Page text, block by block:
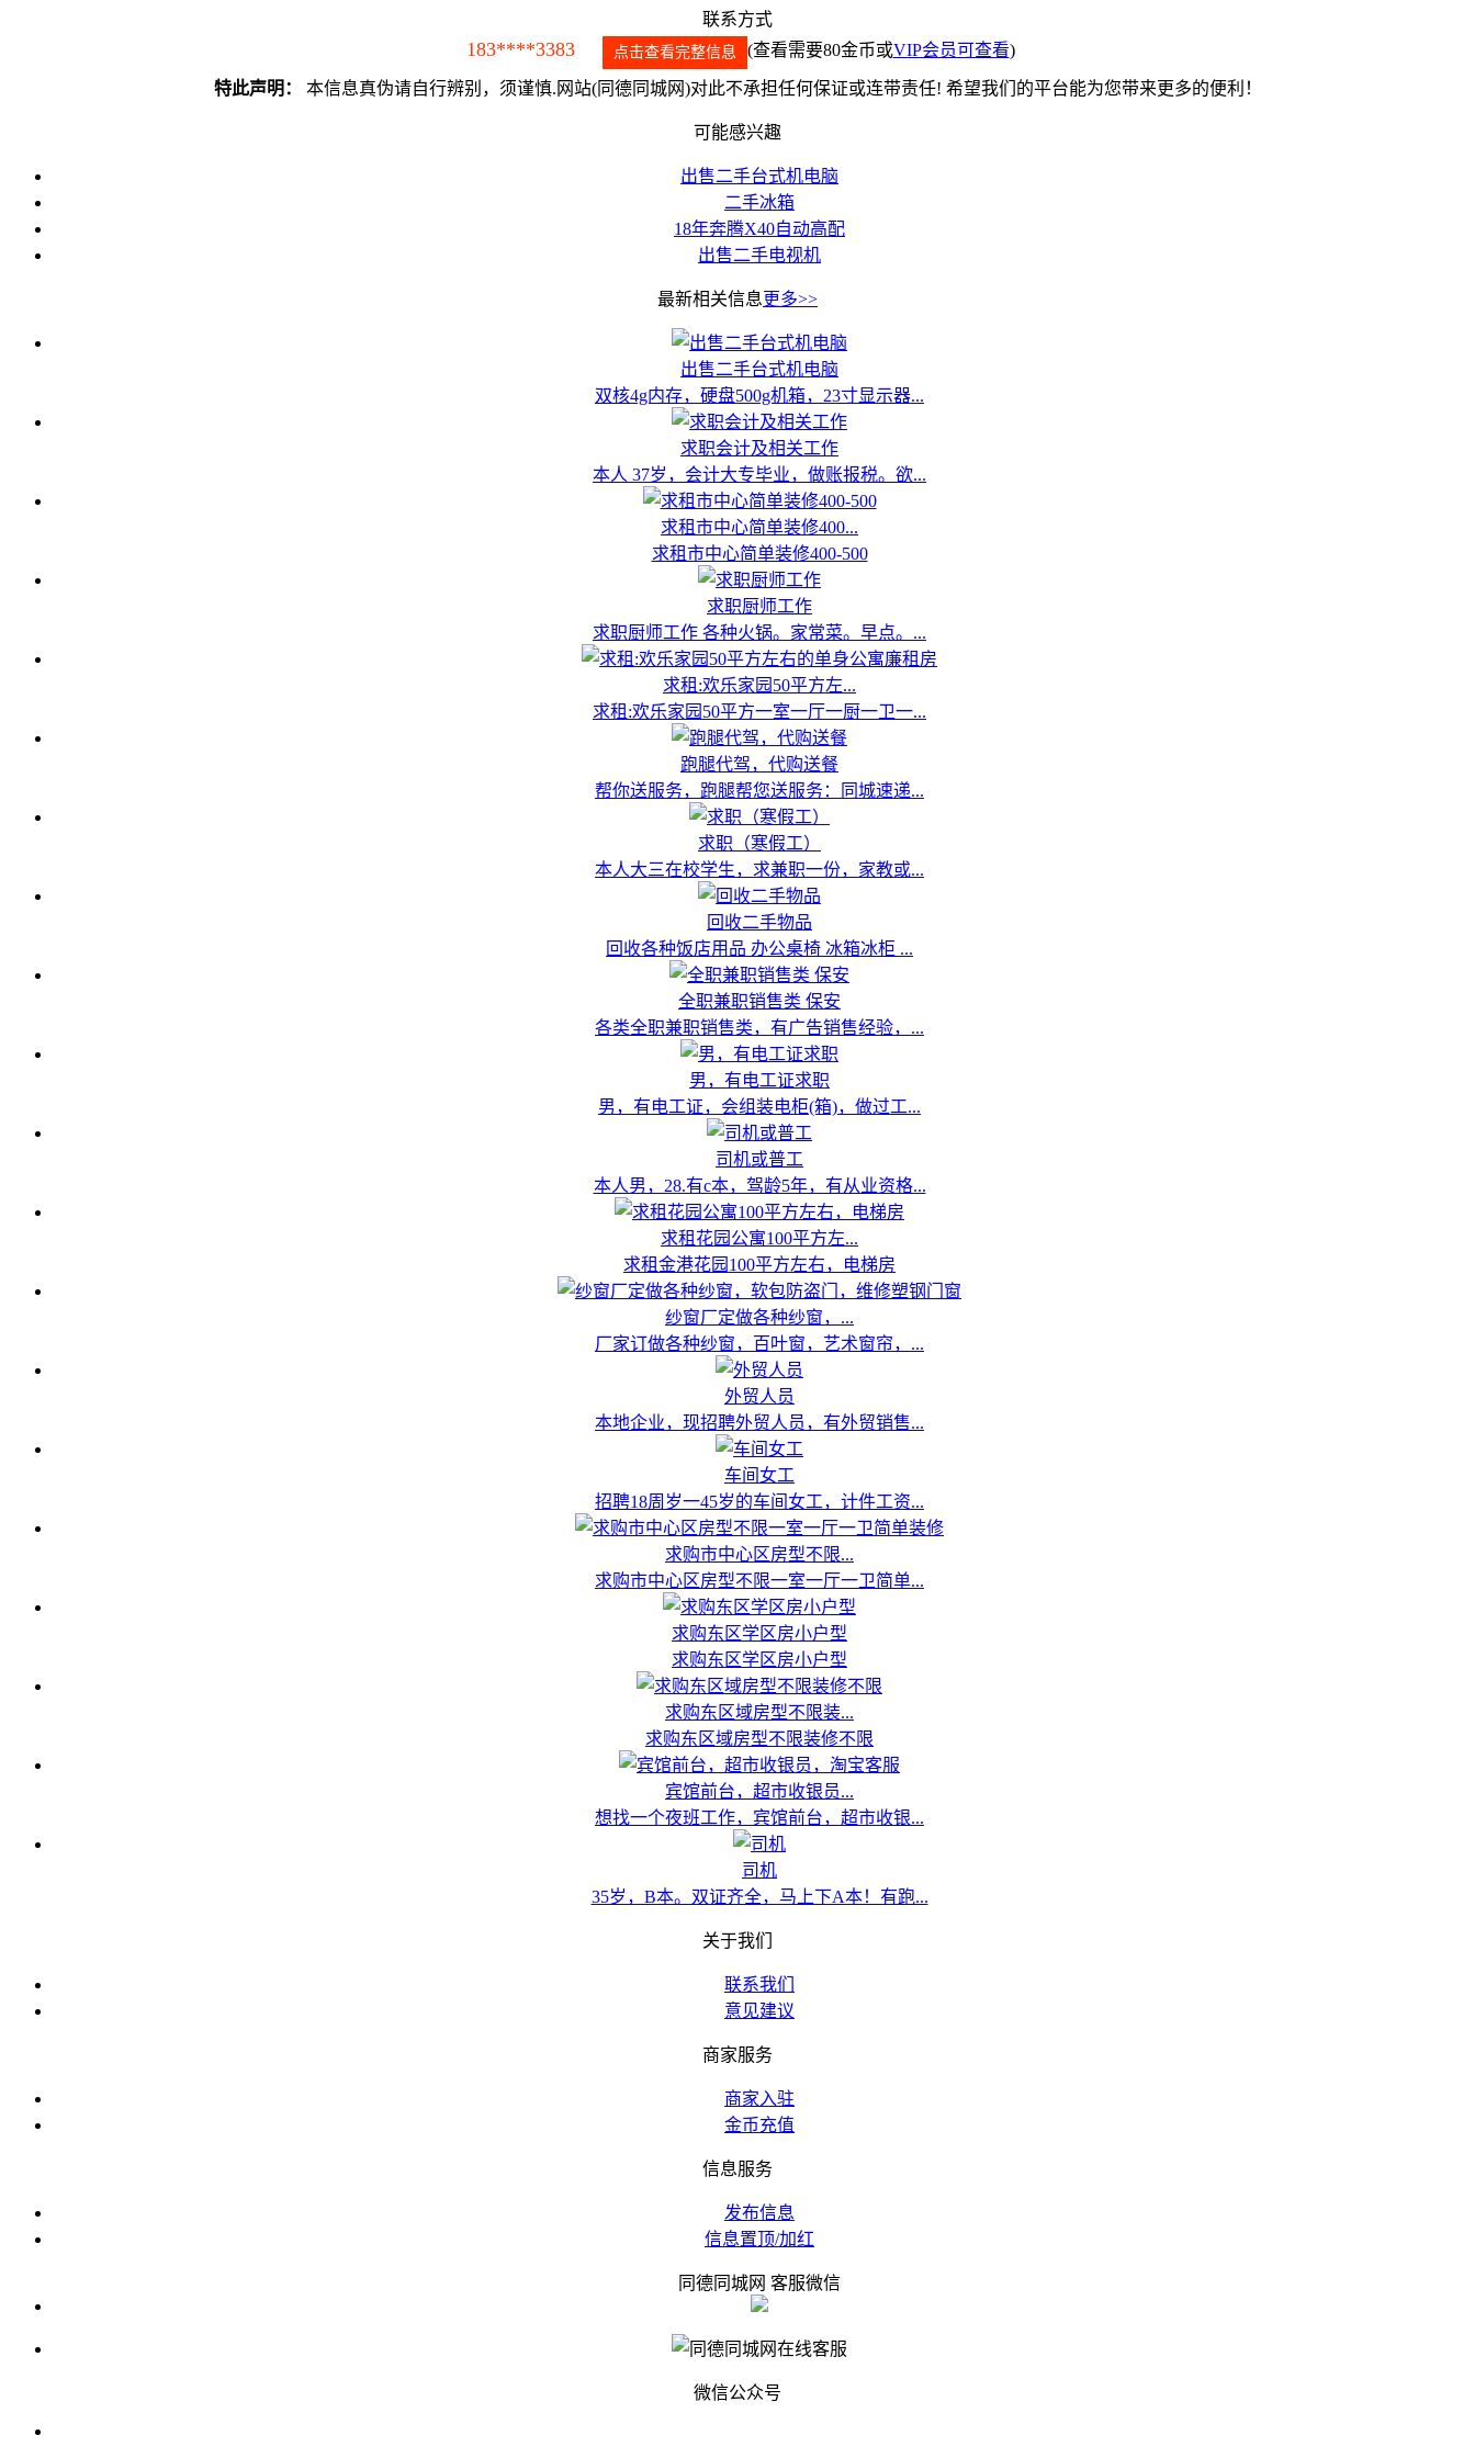
联系方式
183****3383 点击查看完整信息 (查看需要80金币或VIP会员可查看)
特此声明： 本信息真伪请自行辨别，须谨慎.网站(同德同城网)对此不承担任何保证或连带责任! 希望我们的平台能为您带来更多的便利！
可能感兴趣
出售二手台式机电脑
二手冰箱
18年奔腾X40自动高配
出售二手电视机
最新相关信息更多>>
出售二手台式机电脑
双核4g内存，硬盘500g机箱，23寸显示器...
求职会计及相关工作
本人 37岁，会计大专毕业，做账报税。欲...
求租市中心简单装修400...
求租市中心简单装修400-500
求职厨师工作
求职厨师工作 各种火锅。家常菜。早点。...
求租:欢乐家园50平方左...
求租:欢乐家园50平方一室一厅一厨一卫一...
跑腿代驾，代购送餐
帮你送服务，跑腿帮您送服务：同城速递...
求职（寒假工）
本人大三在校学生，求兼职一份，家教或...
回收二手物品
回收各种饭店用品 办公桌椅 冰箱冰柜 ...
全职兼职销售类 保安
各类全职兼职销售类，有广告销售经验，...
男，有电工证求职
男，有电工证，会组装电柜(箱)，做过工...
司机或普工
本人男，28.有c本，驾龄5年，有从业资格...
求租花园公寓100平方左...
求租金港花园100平方左右，电梯房
纱窗厂定做各种纱窗，...
厂家订做各种纱窗，百叶窗，艺术窗帘，...
外贸人员
本地企业，现招聘外贸人员，有外贸销售...
车间女工
招聘18周岁一45岁的车间女工，计件工资...
求购市中心区房型不限...
求购市中心区房型不限一室一厅一卫简单...
求购东区学区房小户型
求购东区学区房小户型
求购东区域房型不限装...
求购东区域房型不限装修不限
宾馆前台，超市收银员...
想找一个夜班工作，宾馆前台，超市收银...
司机
35岁，B本。双证齐全，马上下A本！有跑...
关于我们
联系我们
意见建议
商家服务
商家入驻
金币充值
信息服务
发布信息
信息置顶/加红
同德同城网 客服微信
微信公众号